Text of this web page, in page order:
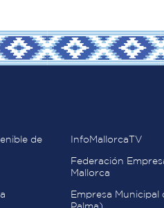
de
InfoMallorcaTV
Federación
Mallorca
Empresa